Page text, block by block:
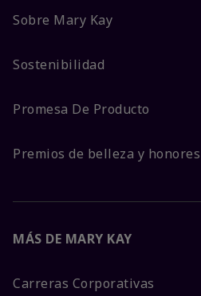
Sobre Mary Kay
Sostenibilidad
Promesa De Producto
Premios de belleza y honores
MÁS DE MARY KAY
Carreras Corporativas